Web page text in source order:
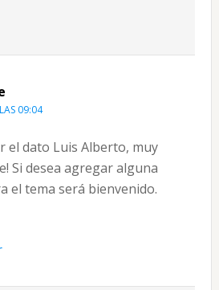
09:04
el dato Luis Alberto, muy
Si desea agregar alguna
el tema será bienvenido.